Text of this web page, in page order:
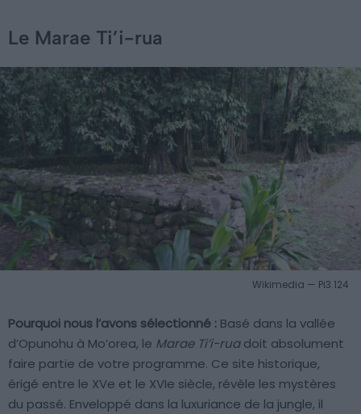
Le Marae Ti’i-rua
Wikimedia — Pi3.124
Pourquoi nous l’avons sélectionné : Basé dans la vallée
d’Opunohu à Mo’orea, le Marae Ti’i-ruadoit absolument
faire partie de votre programme. Ce site historique,
érigé entre le XVe et le XVIe siècle, révèle les mystères
du passé. Enveloppé dans la luxuriance de la jungle, il